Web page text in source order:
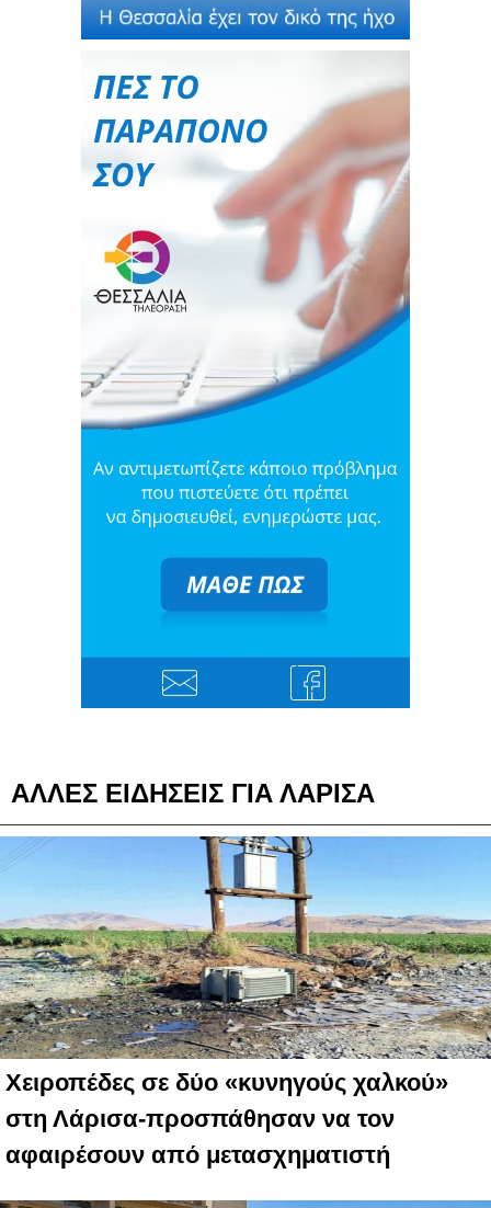
ΑΛΛΕΣ ΕΙΔΗΣΕΙΣ ΓΙΑ ΛΑΡΙΣΑ
Χειροπέδες σε δύο «κυνηγούς χαλκού»
στη Λάρισα-προσπάθησαν να τον
αφαιρέσουν από μετασχηματιστή